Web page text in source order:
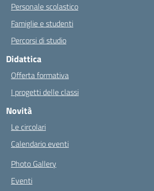
Personale scolastico
Famiglie e studenti
Percorsi di studio
Didattica
Offerta formativa
I progetti delle classi
Novità
Le circolari
Calendario eventi
Photo Gallery
Eventi